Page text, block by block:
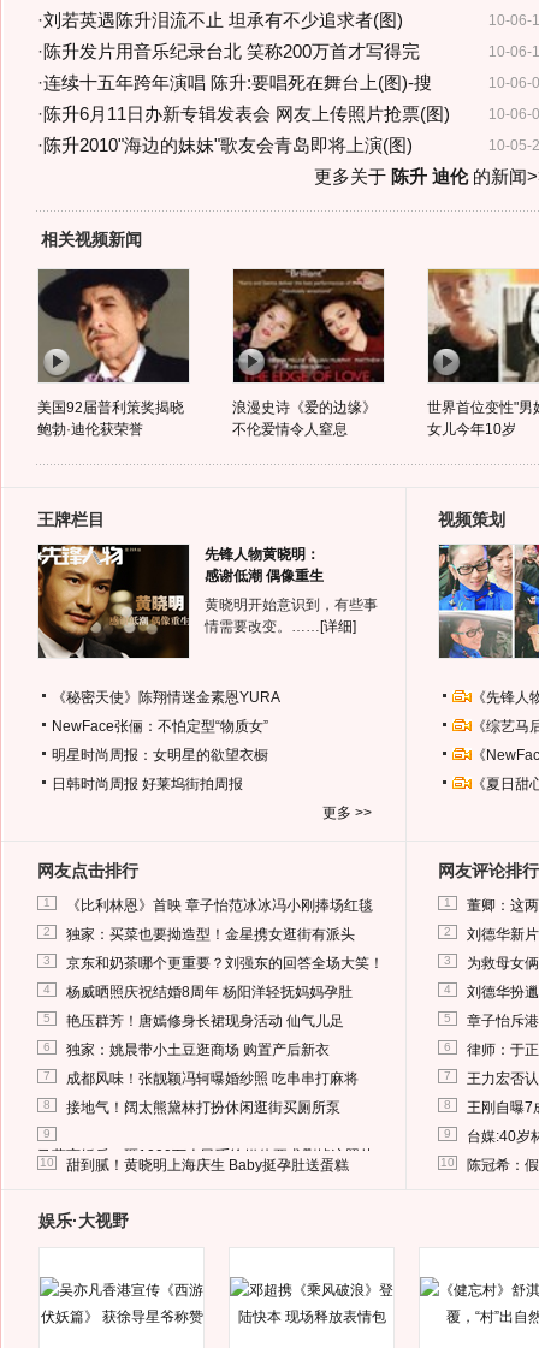
10-06-
·刘若英遇陈升泪流不止 坦承有不少追求者(图)
10-06-
·陈升发片用音乐纪录台北 笑称200万首才写得完
10-06-
·连续十五年跨年演唱 陈升:要唱死在舞台上(图)-搜
10-06-
·陈升6月11日办新专辑发表会 网友上传照片抢票(图)
10-05-
·陈升2010"海边的妹妹"歌友会青岛即将上演(图)
更多关于 陈升 迪伦的新闻
相关视频新闻
美国92届普利策奖揭晓
鲍勃·迪伦获荣誉
浪漫史诗《爱的边缘》
不伦爱情令人窒息
世界首位变性"男
女儿今年10岁
王牌栏目
先锋人物黄晓明：
感谢低潮 偶像重生
黄晓明开始意识到，有些事
情需要改变。…… [详细]
《秘密天使》陈翔情迷金素恩YURA
NewFace张俪：不怕定型“物质女”
明星时尚周报：女明星的欲望衣橱
日韩时尚周报 好莱坞街拍周报
更多 >>
视频策划
《先锋
《综艺
《
《夏日
网友点击排行
1 《比利林恩》首映 章子怡范冰冰冯小刚捧场红毯
2 独家：买菜也要拗造型！金星携女逛街有派头
3 京东和奶茶哪个更重要？刘强东的回答全场大笑！
4 杨威晒照庆祝结婚8周年 杨阳洋轻抚妈妈孕肚
5 艳压群芳！唐嫣修身长裙现身活动 仙气儿足
6 独家：姚晨带小土豆逛商场 购置产后新衣
7 成都风味！张靓颖冯轲曝婚纱照 吃串串打麻将
8 接地气！阔太熊黛林打扮休闲逛街买厕所泵
9
马蓉离婚后，砸1000万人民币给媒体要求删掉这照片
10 甜到腻！黄晓明上海庆生 Baby挺孕肚送蛋糕
网友评论排行
1 董卿：这
2 刘德华新
3 为救母女
4 刘德华扮
5 章子怡斥
6 律师：于
7 王力宏否
8 王刚自曝7
9 台媒:40岁
10 陈冠希：
娱乐·大视野